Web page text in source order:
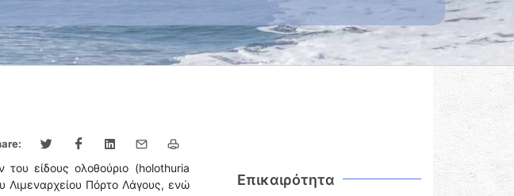
είδους ολοθούριο (holothuria
Λιμεναρχείου Πόρτο Λάγους, ενώ
Επικαιρότητα